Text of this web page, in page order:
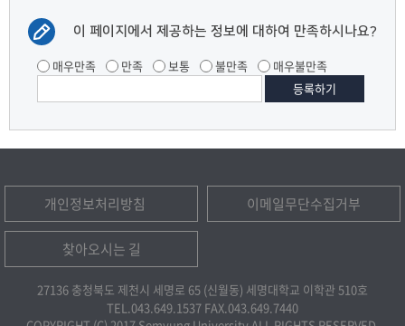
이 페이지에서 제공하는 정보에 대하여 만족하시나요?
매우만족 만족 보통 불만족 매우불만족
개인정보처리방침 이메일무단수집거부
찾아오시는 길
27136 충청북도 제천시 세명로 65 (신월동) 세명대학교 이학관 510호
TEL.043.649.1537 FAX.043.649.7440